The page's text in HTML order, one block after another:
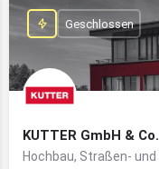
KUTTER GmbH &
Hochbau, Straßen-
Geschlossen